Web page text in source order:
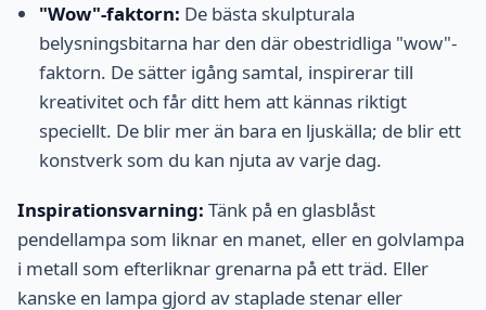
"Wow"-faktorn: De bästa skulpturala
belysningsbitarna har den där obestridliga "wow"-
faktorn. De sätter igång samtal, inspirerar till
kreativitet och får ditt hem att kännas riktigt
speciellt. De blir mer än bara en ljuskälla; de blir ett
konstverk som du kan njuta av varje dag.
Inspirationsvarning: Tänk på en glasblåst
pendellampa som liknar en manet, eller en golvlampa
i metall som efterliknar grenarna på ett träd. Eller
kanske en lampa gjord av staplade stenar eller